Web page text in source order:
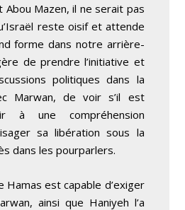
Abou Mazen, il ne serait pas
reste oisif et attende
forme dans notre arrière-
de prendre l’initiative et
politiques dans la
Marwan, de voir s’il est
à une compréhension
sa libération sous la
dans les pourparlers.
Hamas est capable d’exiger
ainsi que Haniyeh l’a